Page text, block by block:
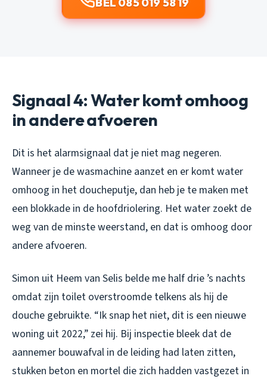
Signaal 4: Water komt omhoog
in andere afvoeren
Dit is het alarmsignaal dat je niet mag negeren.
Wanneer je de wasmachine aanzet en er komt water
omhoog in het doucheputje, dan heb je te maken met
een blokkade in de hoofdriolering. Het water zoekt de
weg van de minste weerstand, en dat is omhoog door
andere afvoeren.
Simon uit Heem van Selis belde me half drie ’s nachts
omdat zijn toilet overstroomde telkens als hij de
douche gebruikte. “Ik snap het niet, dit is een nieuwe
woning uit 2022,” zei hij. Bij inspectie bleek dat de
aannemer bouwafval in de leiding had laten zitten,
stukken beton en mortel die zich hadden vastgezet in